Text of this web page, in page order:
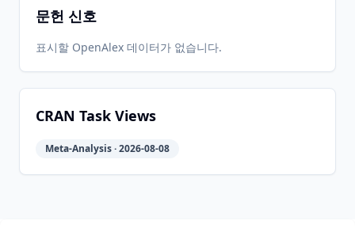
문헌 신호
표시할 OpenAlex 데이터가 없습니다.
CRAN Task Views
Meta-Analysis · 2026-08-08